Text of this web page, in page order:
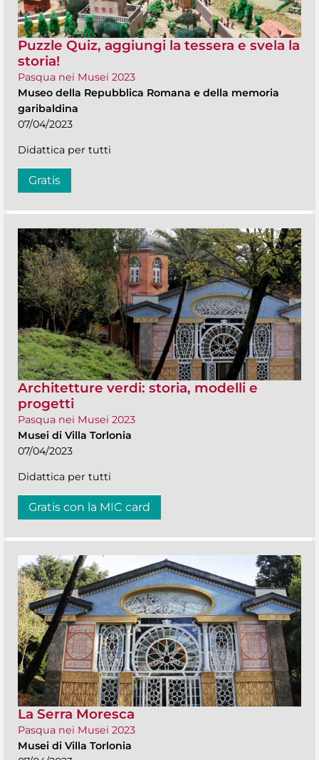
Puzzle Quiz, aggiungi la tessera e svela la
storia!
Pasqua nei Musei 2023
Museo della Repubblica Romana e della memoria
garibaldina
07/04/2023
Didattica per tutti
Gratis
Architetture verdi: storia, modelli e
progetti
Pasqua nei Musei 2023
Musei di Villa Torlonia
07/04/2023
Didattica per tutti
Gratis con la MIC card
La Serra Moresca
Pasqua nei Musei 2023
Musei di Villa Torlonia